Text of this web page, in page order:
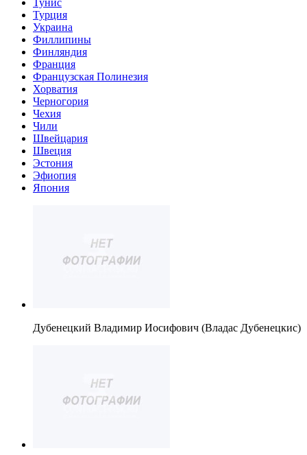
Тунис
Турция
Украина
Филлипины
Финляндия
Франция
Французская Полинезия
Хорватия
Черногория
Чехия
Чили
Швейцария
Швеция
Эстония
Эфиопия
Япония
Дубенецкий Владимир Иосифович (Владас Дубенецкис)